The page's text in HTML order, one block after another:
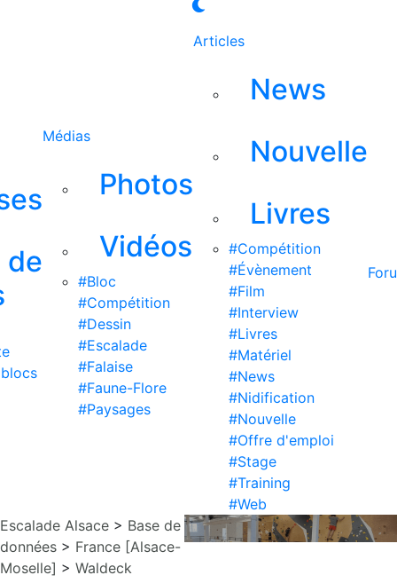
de
Médias
Photos
Vidéos
#Bloc
#Compétition
#Dessin
#Escalade
#Falaise
#Faune-Flore
#Paysages
Articles
News
Nouvelle
Livres
#Compétition
#Évènement
#Film
#Interview
#Livres
#Matériel
#News
#Nidification
#Nouvelle
#Offre d'emploi
#Stage
#Training
#Web
Escalade Alsace > Base de
données > France [Alsace-
Moselle] > Waldeck